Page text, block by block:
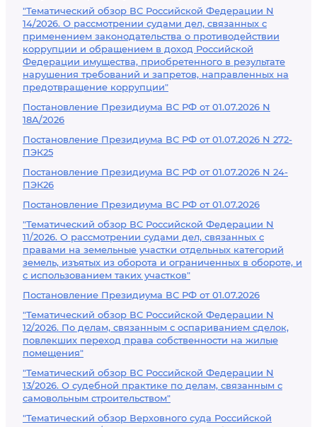
"Тематический обзор ВС Российской Федерации N
14/2026. О рассмотрении судами дел, связанных с
применением законодательства о противодействии
коррупции и обращением в доход Российской
Федерации имущества, приобретенного в результате
нарушения требований и запретов, направленных на
предотвращение коррупции"
Постановление Президиума ВС РФ от 01.07.2026 N
18А/2026
Постановление Президиума ВС РФ от 01.07.2026 N 272-
ПЭК25
Постановление Президиума ВС РФ от 01.07.2026 N 24-
ПЭК26
Постановление Президиума ВС РФ от 01.07.2026
"Тематический обзор ВС Российской Федерации N
11/2026. О рассмотрении судами дел, связанных с
правами на земельные участки отдельных категорий
земель, изъятых из оборота и ограниченных в обороте, и
с использованием таких участков"
Постановление Президиума ВС РФ от 01.07.2026
"Тематический обзор ВС Российской Федерации N
12/2026. По делам, связанным с оспариванием сделок,
повлекших переход права собственности на жилые
помещения"
"Тематический обзор ВС Российской Федерации N
13/2026. О судебной практике по делам, связанным с
самовольным строительством"
"Тематический обзор Верховного суда Российской